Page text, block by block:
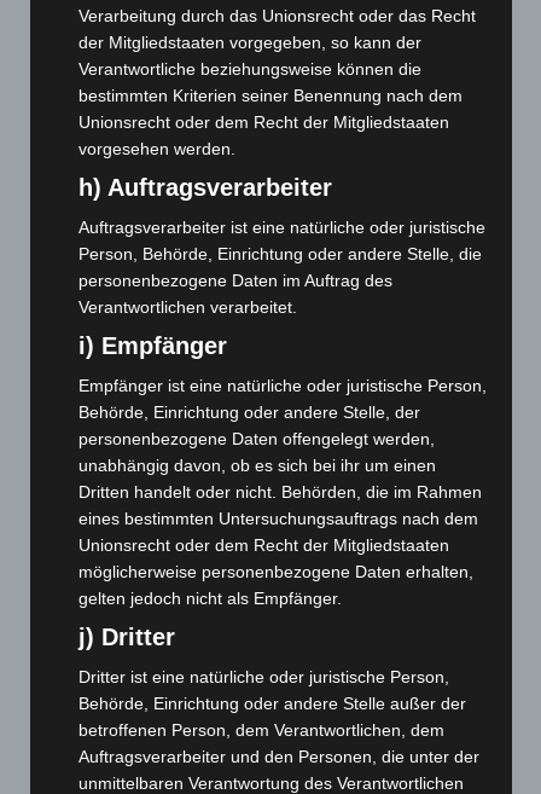
April 2025(88)
März 2025(111)
Februar 2025(96)
Januar 2025(88)
Dezember 2024(89)
November 2024(94)
Oktober 2024(93)
September 2024
(112)
August 2024(107)
Juli 2024(89)
Juni 2024(107)
Mai 2024(149)
April 2024(102)
März 2024(103)
Februar 2024(103)
Januar 2024(111)
Dezember 2023(130)
November 2023(130)
Oktober 2023 (114)
September 2023(133)
August 2023(134)
Juli 2023(118)
Verarbeitung durch das Unionsrecht oder das Recht
der Mitgliedstaaten vorgegeben, so kann der
Verantwortliche beziehungsweise können die
bestimmten Kriterien seiner Benennung nach dem
Unionsrecht oder dem Recht der Mitgliedstaaten
vorgesehen werden.
h) Auftragsverarbeiter
Auftragsverarbeiter ist eine natürliche oder juristische
Person, Behörde, Einrichtung oder andere Stelle, die
personenbezogene Daten im Auftrag des
Verantwortlichen verarbeitet.
i) Empfänger
Empfänger ist eine natürliche oder juristische Person,
Behörde, Einrichtung oder andere Stelle, der
personenbezogene Daten offengelegt werden,
unabhängig davon, ob es sich bei ihr um einen
Dritten handelt oder nicht. Behörden, die im Rahmen
eines bestimmten Untersuchungsauftrags nach dem
Unionsrecht oder dem Recht der Mitgliedstaaten
möglicherweise personenbezogene Daten erhalten,
gelten jedoch nicht als Empfänger.
j) Dritter
Dritter ist eine natürliche oder juristische Person,
Behörde, Einrichtung oder andere Stelle außer der
betroffenen Person, dem Verantwortlichen, dem
Auftragsverarbeiter und den Personen, die unter der
unmittelbaren Verantwortung des Verantwortlichen